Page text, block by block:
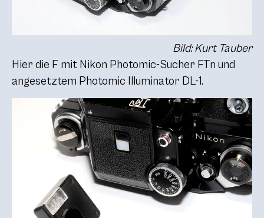
Bild: Kurt Tauber
Hier die F mit Nikon Photomic-Sucher FTn und
angesetztem Photomic Illuminator DL-1.